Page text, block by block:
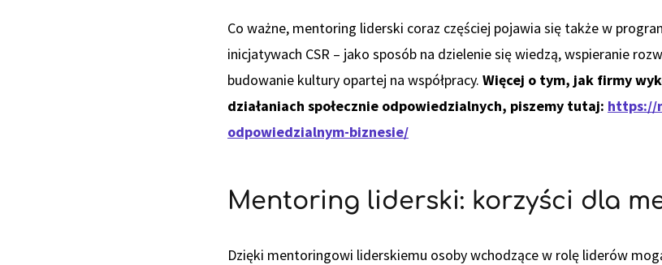
Co ważne, mentoring liderski coraz częściej pojawia się także w
inicjatywach CSR – jako sposób na dzielenie się wiedzą, wspieranie
budowanie kultury opartej na współpracy. Więcej o tym, jak firmy
działaniach społecznie odpowiedzialnych, piszemy tutaj: https://
odpowiedzialnym-biznesie/
Mentoring liderski: korzyści dla
Dzięki mentoringowi liderskiemu osoby wchodzące w rolę liderów